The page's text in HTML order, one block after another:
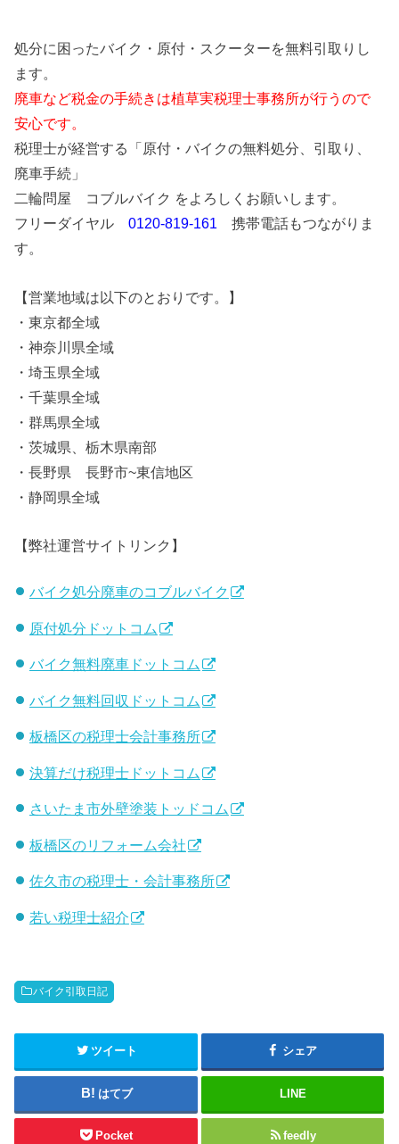
処分に困ったバイク・原付・スクーターを無料引取りし
ます。
廃車など税金の手続きは植草実税理士事務所が行うので
安心です。
税理士が経営する「原付・バイクの無料処分、引取り、
廃車手続」
二輪問屋 コブルバイク をよろしくお願いします。
フリーダイヤル0120-819-161 携帯電話もつながりま
す。
【営業地域は以下のとおりです。】
・東京都全域
・神奈川県全域
・埼玉県全域
・千葉県全域
・群馬県全域
・茨城県、栃木県南部
・長野県 長野市~東信地区
・静岡県全域
【弊社運営サイトリンク】
バイク処分廃車のコブルバイク
原付処分ドットコム
バイク無料廃車ドットコム
バイク無料回収ドットコム
板橋区の税理士会計事務所
決算だけ税理士ドットコム
さいたま市外壁塗装トッドコム
板橋区のリフォーム会社
佐久市の税理士・会計事務所
若い税理士紹介
バイク引取日記
ツイート シェア
はてブ LINE
Pocket feedly